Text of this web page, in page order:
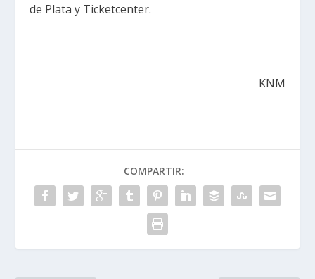
de Plata y Ticketcenter.
KNM
COMPARTIR: